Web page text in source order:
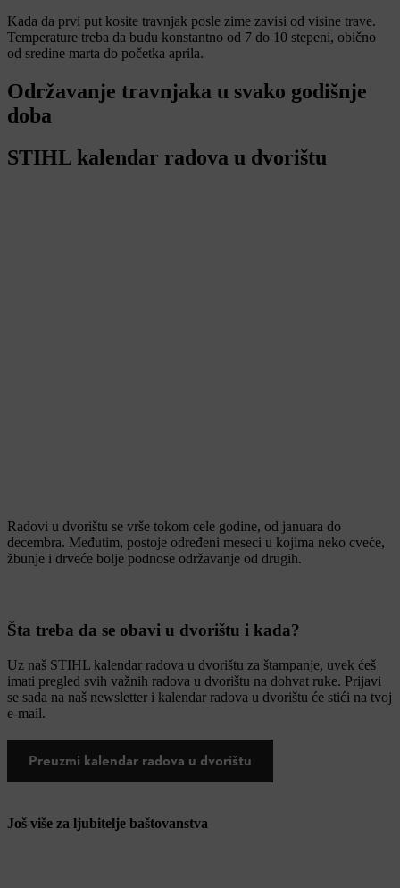
Kada da prvi put kosite travnjak posle zime zavisi od visine trave.
Temperature treba da budu konstantno od 7 do 10 stepeni, obično
od sredine marta do početka aprila.
Održavanje travnjaka u svako godišnje
doba
STIHL kalendar radova u dvorištu
Radovi u dvorištu se vrše tokom cele godine, od januara do
decembra. Međutim, postoje određeni meseci u kojima neko cveće,
žbunje i drveće bolje podnose održavanje od drugih.
Šta treba da se obavi u dvorištu i kada?
Uz naš STIHL kalendar radova u dvorištu za štampanje, uvek ćeš
imati pregled svih važnih radova u dvorištu na dohvat ruke. Prijavi
se sada na naš newsletter i kalendar radova u dvorištu će stići na tvoj
e-mail.
Preuzmi kalendar radova u dvorištu
Još više za ljubitelje baštovanstva